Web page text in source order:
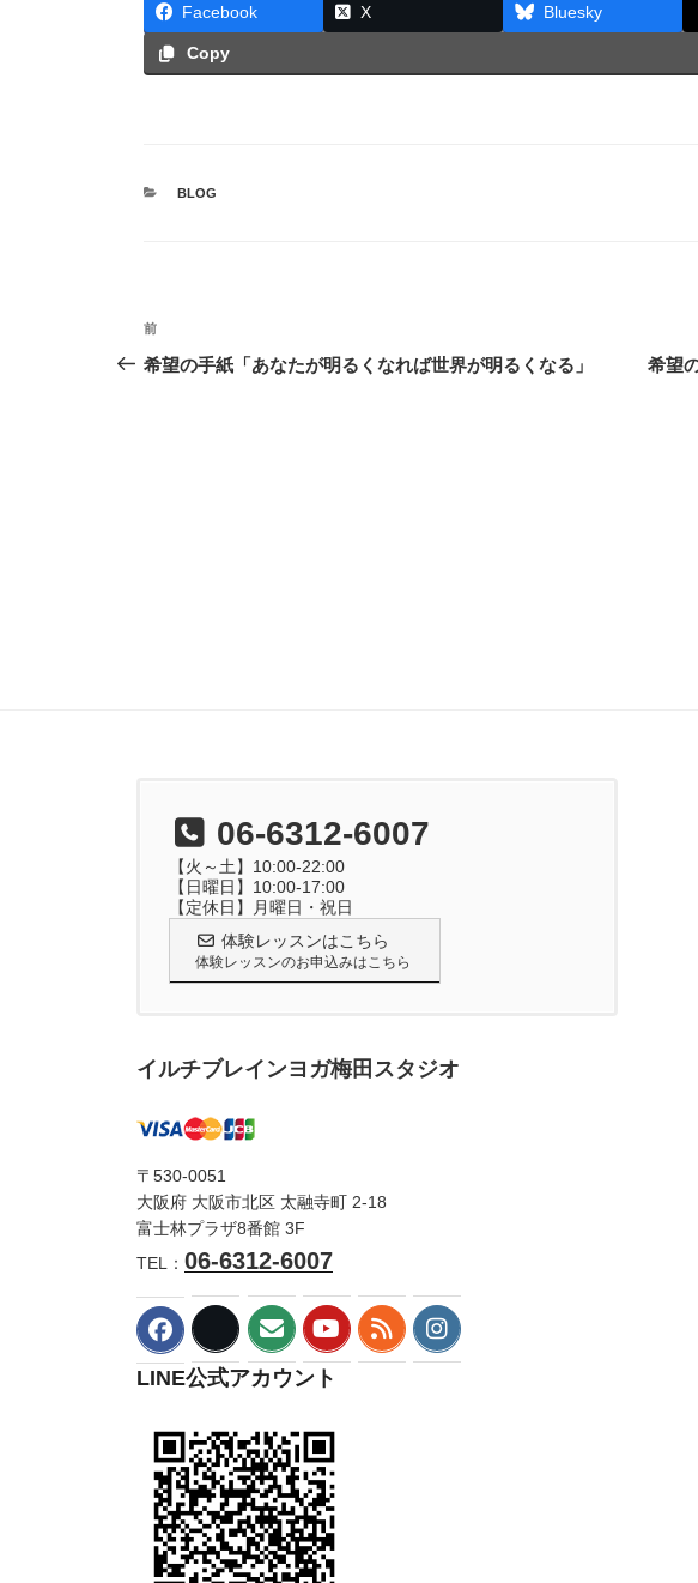
Facebook X Bluesky
Copy
カ
BLOG
投
稿
前
の
前
希望の手紙「あなたが明るくなれば世界が明るくなる」 希望
06-6312-6007
【火～土】10:00-22:00
【日曜日】10:00-17:00
【定休日】月曜日・祝日
体験レッスンはこちら
体験レッスンのお申込みはこちら
イルチブレインヨガ梅田スタジオ
〒530-0051
大阪府 大阪市北区 太融寺町 2-18
富士林プラザ8番館 3F
TEL： 06-6312-6007
LINE公式アカウント